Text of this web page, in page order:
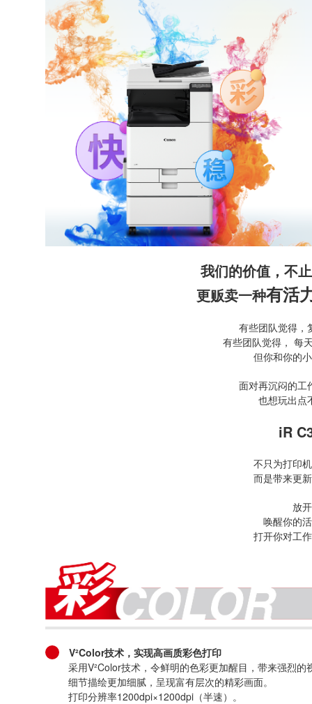
我们的价值，不
更贩卖一种有活
有些团队觉得，
有些团队觉得， 每
但你和你的
面对再沉闷的工
也想玩出点
iR
不只为打印
而是带来更
放
唤醒你的
打开你对工
V²Color技术，实现高画质彩色打印
采用V²Color技术，令鲜明的色彩更加醒目，带来强烈的
细节描绘更加细腻，呈现富有层次的精彩画面。
打印分辨率1200dpi×1200dpi（半速）。